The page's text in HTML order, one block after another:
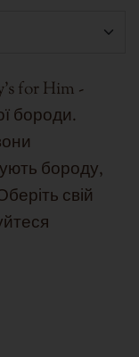
for Him -
бороди.
бороду,
свій